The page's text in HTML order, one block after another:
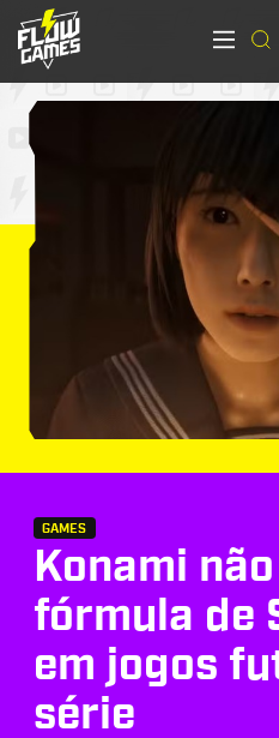
GAMES
Konami
fórmula de
em jogos
série